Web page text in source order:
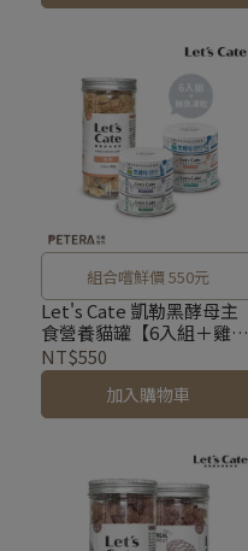
組合嚐鮮價 550元
Let's Cate 凱勒黑酵母主
食營養貓罐【6入組＋雞肉
凍乾】
NT$550
加入購物車